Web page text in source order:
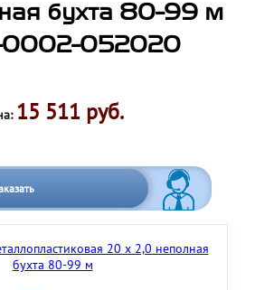
бухта 80-99 м
0002-052020
15 511 руб.